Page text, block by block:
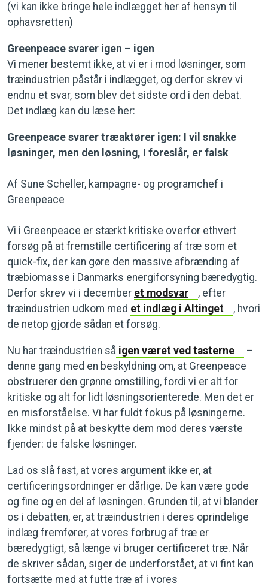
(vi kan ikke bringe hele indlægget her af hensyn til
ophavsretten)
Greenpeace svarer igen – igen
Vi mener bestemt ikke, at vi er i mod løsninger, som
træindustrien påstår i indlægget, og derfor skrev vi
endnu et svar, som blev det sidste ord i den debat.
Det indlæg kan du læse her:
Greenpeace svarer træaktører igen: I vil snakke
løsninger, men den løsning, I foreslår, er falsk
Af Sune Scheller, kampagne- og programchef i
Greenpeace
Vi i Greenpeace er stærkt kritiske overfor ethvert
forsøg på at fremstille certificering af træ som et
quick-fix, der kan gøre den massive afbrænding af
træbiomasse i Danmarks energiforsyning bæredygtig.
Derfor skrev vi i december et modsvar
, efter
træindustrien udkom med et indlæg i Altinget
, hvori
de netop gjorde sådan et forsøg.
Nu har træindustrien så igen været ved tasterne
–
denne gang med en beskyldning om, at Greenpeace
obstruerer den grønne omstilling, fordi vi er alt for
kritiske og alt for lidt løsningsorienterede. Men det er
en misforståelse. Vi har fuldt fokus på løsningerne.
Ikke mindst på at beskytte dem mod deres værste
fjender: de falske løsninger.
Lad os slå fast, at vores argument ikke er, at
certificeringsordninger er dårlige. De kan være gode
og fine og en del af løsningen. Grunden til, at vi blander
os i debatten, er, at træindustrien i deres oprindelige
indlæg fremfører, at vores forbrug af træ er
bæredygtigt, så længe vi bruger certificeret træ. Når
de skriver sådan, siger de underforstået, at vi fint kan
fortsætte med at futte træ af i vores